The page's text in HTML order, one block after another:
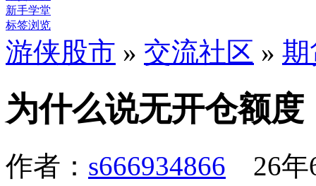
新手学堂
标签浏览
游侠股市 » 交流社区 » 期
为什么说无开仓额度
作者： s666934866 26年